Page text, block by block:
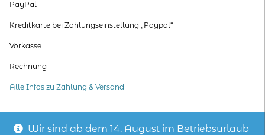
Wir sind ab dem 14. August im Betriebsurlaub
PayPal
Kreditkarte bei Zahlungseinstellung „Paypal“
Vorkasse
Rechnung
Alle Infos zu Zahlung & Versand